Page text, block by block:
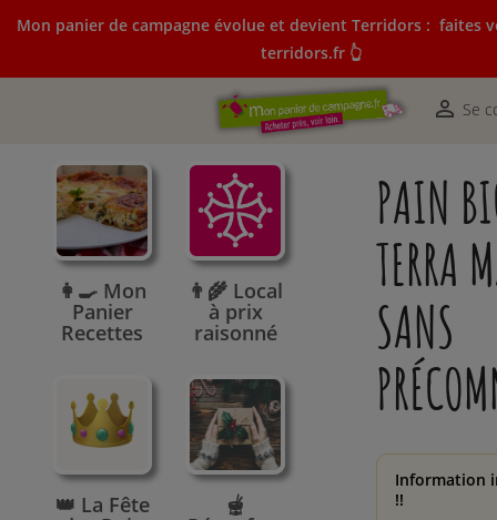
Mon panier de campagne évolue et devient Terridors : faites
terridors.fr 👆
 Se
Mon panier de campagne évolue et devient Terridors:
courses sur terridors.fr 👆
👩‍🍳 Mon
Panier
Recettes
👨‍🌾 Local
à prix
raisonné
👑 La Fête 🫕
PAIN
TERRA
SANS
Information
!!